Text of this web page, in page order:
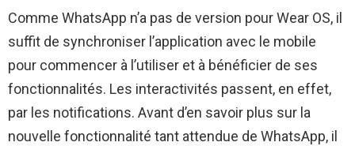
Comme WhatsApp n’a pas de version pour Wear OS, il
suffit de synchroniser l’application avec le mobile
pour commencer à l’utiliser et à bénéficier de ses
fonctionnalités. Les interactivités passent, en effet,
par les notifications. Avant d’en savoir plus sur la
nouvelle fonctionnalité tant attendue de WhatsApp, il